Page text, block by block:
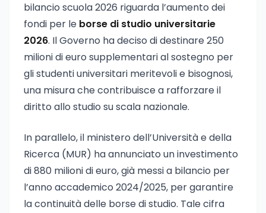
bilancio scuola 2026 riguarda l’aumento dei
fondi per le borse di studio universitarie
2026. Il Governo ha deciso di destinare 250
milioni di euro supplementari al sostegno per
gli studenti universitari meritevoli e bisognosi,
una misura che contribuisce a rafforzare il
diritto allo studio su scala nazionale.
In parallelo, il ministero dell’Università e della
Ricerca (MUR) ha annunciato un investimento
di 880 milioni di euro, già messi a bilancio per
l’anno accademico 2024/2025, per garantire
la continuità delle borse di studio. Tale cifra